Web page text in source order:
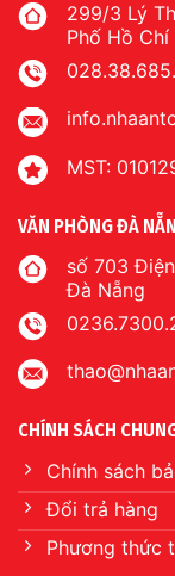
299/3 Lý
Phố Hồ Chí
MST:
VĂN PHÒNG ĐÀ
số 703
Đà Nẵng
CHÍNH SÁCH
Chính sách
Đổi trả hàng
Phương thức